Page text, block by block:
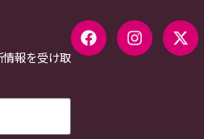
報を受け取